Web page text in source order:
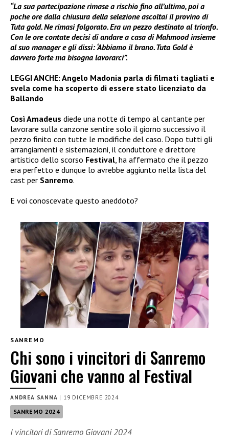
“La sua partecipazione rimase a rischio fino all’ultimo, poi a
poche ore dalla chiusura della selezione ascoltai il provino di
Tuta gold. Ne rimasi folgorato. Era un pezzo destinato al trionfo.
Con le ore contate decisi di andare a casa di Mahmood insieme
al suo manager e gli dissi: ‘Abbiamo il brano. Tuta Gold è
davvero forte ma bisogna lavorarci”.
LEGGI ANCHE: Angelo Madonia parla di filmati tagliati e
svela come ha scoperto di essere stato licenziato da
Ballando
Così Amadeus diede una notte di tempo al cantante per
lavorare sulla canzone sentire solo il giorno successivo il
pezzo finito con tutte le modifiche del caso. Dopo tutti gli
arrangiamenti e sistemazioni, il conduttore e direttore
artistico dello scorso Festival , ha affermato che il pezzo
era perfetto e dunque lo avrebbe aggiunto nella lista del
cast per Sanremo.
E voi conoscevate questo aneddoto?
SANREMO
Chi sono i vincitori di Sanremo
Giovani che vanno al Festival
ANDREA SANNA | 19 DICEMBRE 2024
SANREMO 2024
I vincitori di Sanremo Giovani 2024